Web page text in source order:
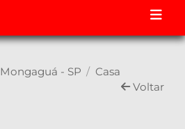
Mongaguá - SP
Casa
Voltar